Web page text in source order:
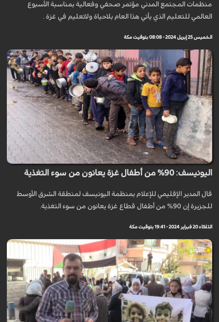
منظمات المجتمع المدني مؤتمر صحفي وفعالية بمناسبة الأسبوع
العالمي للتعليم الذي يأتي هذا العام بلاحياة ولاتعليم في غزة .
الخميس 25 إبريل 2024 - 08:08 بتوقيت مكة
اليونيسف: 90% من أطفال غزة يعانون من سوء التغذية
قال المدير الإقليمي للإعلام بمنظمة اليونيسف لمنطقة الشرق الأوسط
للجزيرة إن 90% من أطفال قطاع غزة يعانون من سوء التغذية.
الثلاثاء 20 فبراير 2024 - 19:41 بتوقيت مكة